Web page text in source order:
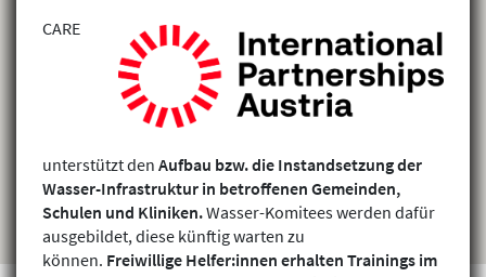
CARE
unterstützt den Aufbau bzw. die Instandsetzung der
Wasser-Infrastruktur in betroffenen Gemeinden,
Schulen und Kliniken.Wasser-Komitees werden dafür
ausgebildet, diese künftig warten zu
können. Freiwillige Helfer:innen erhalten Trainings im